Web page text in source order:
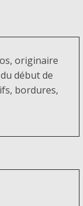
originaire
début de
bordures,